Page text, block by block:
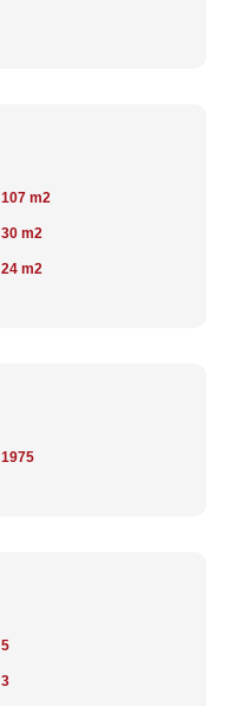
107 m2
30 m2
24 m2
1975
5
3